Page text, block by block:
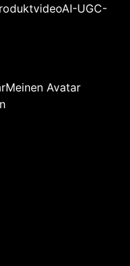
AI-UGC-
Meinen Avatar